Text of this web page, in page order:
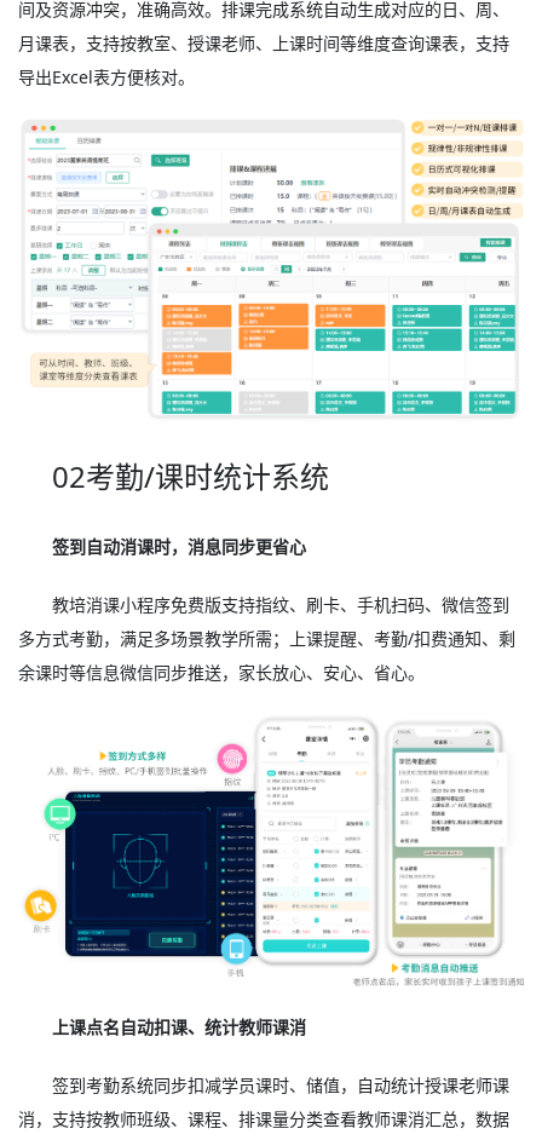
间及资源冲突，准确高效。排课完成系统自动生成对应的日、周、
月课表，支持按教室、授课老师、上课时间等维度查询课表，支持
导出Excel表方便核对。
02考勤/课时统计系统
签到自动消课时，消息同步更省心
教培消课小程序免费版支持指纹、刷卡、手机扫码、微信签到
多方式考勤，满足多场景教学所需；上课提醒、考勤/扣费通知、剩
余课时等信息微信同步推送，家长放心、安心、省心。
上课点名自动扣课、统计教师课消
签到考勤系统同步扣减学员课时、储值，自动统计授课老师课
消，支持按教师班级、课程、排课量分类查看教师课消汇总，数据